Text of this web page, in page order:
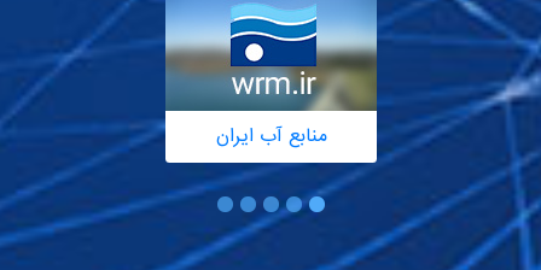
منابع آب ایران